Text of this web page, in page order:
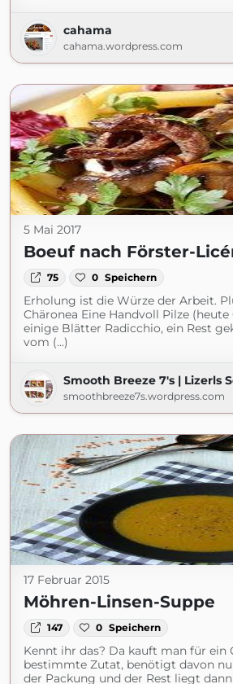
cahama
cahama.wordpress.com
5 Mai 2017
Boeuf nach Förster-
75 0 Speichern
Erholung ist die Würze der Arbeit.
Chäronea Eine Handvoll Pilze
einige Blätter Radicchio, ein Rest
vom (...)
Smooth Breeze 7's | Lizerls
smoothbreeze7s.wordpress.com
17 Februar 2015
Möhren-Linsen-Suppe
147 0 Speichern
Kennt ihr das? Da kauft man für ein
bestimmte Zutat, benötigt davon
der Packung und der Rest liegt